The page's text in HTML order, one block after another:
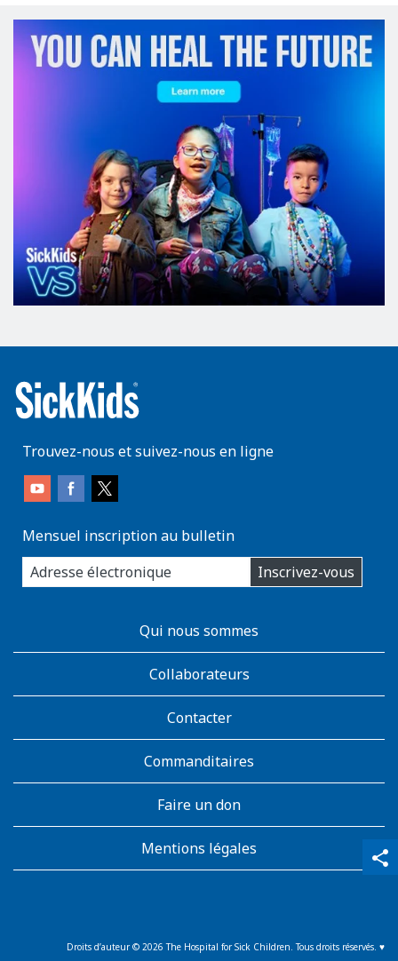
share
qr_code_scanner
content_copy
Trouvez-nous et suivez-nous en ligne
Mensuel inscription au bulletin
enter
you
email
Inscrivez-vous
AboutKidsHealthQui nous sommes
Collaborateurs
Contacter
Commanditaires
Faire un don
Mentions légales
Droits d’auteur © 2026 The Hospital for Sick Children. Tous droits réservés. ♥